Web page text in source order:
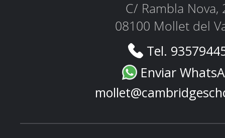
C/ Rambla Nova,
08100 Mollet del
Tel.
Enviar